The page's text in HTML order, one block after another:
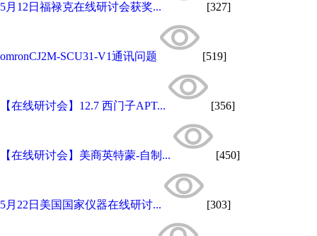
5月12日福禄克在线研讨会获奖... [327]
omronCJ2M-SCU31-V1通讯问题 [519]
【在线研讨会】12.7 西门子APT... [356]
【在线研讨会】美商英特蒙-自制... [450]
5月22日美国国家仪器在线研讨... [303]